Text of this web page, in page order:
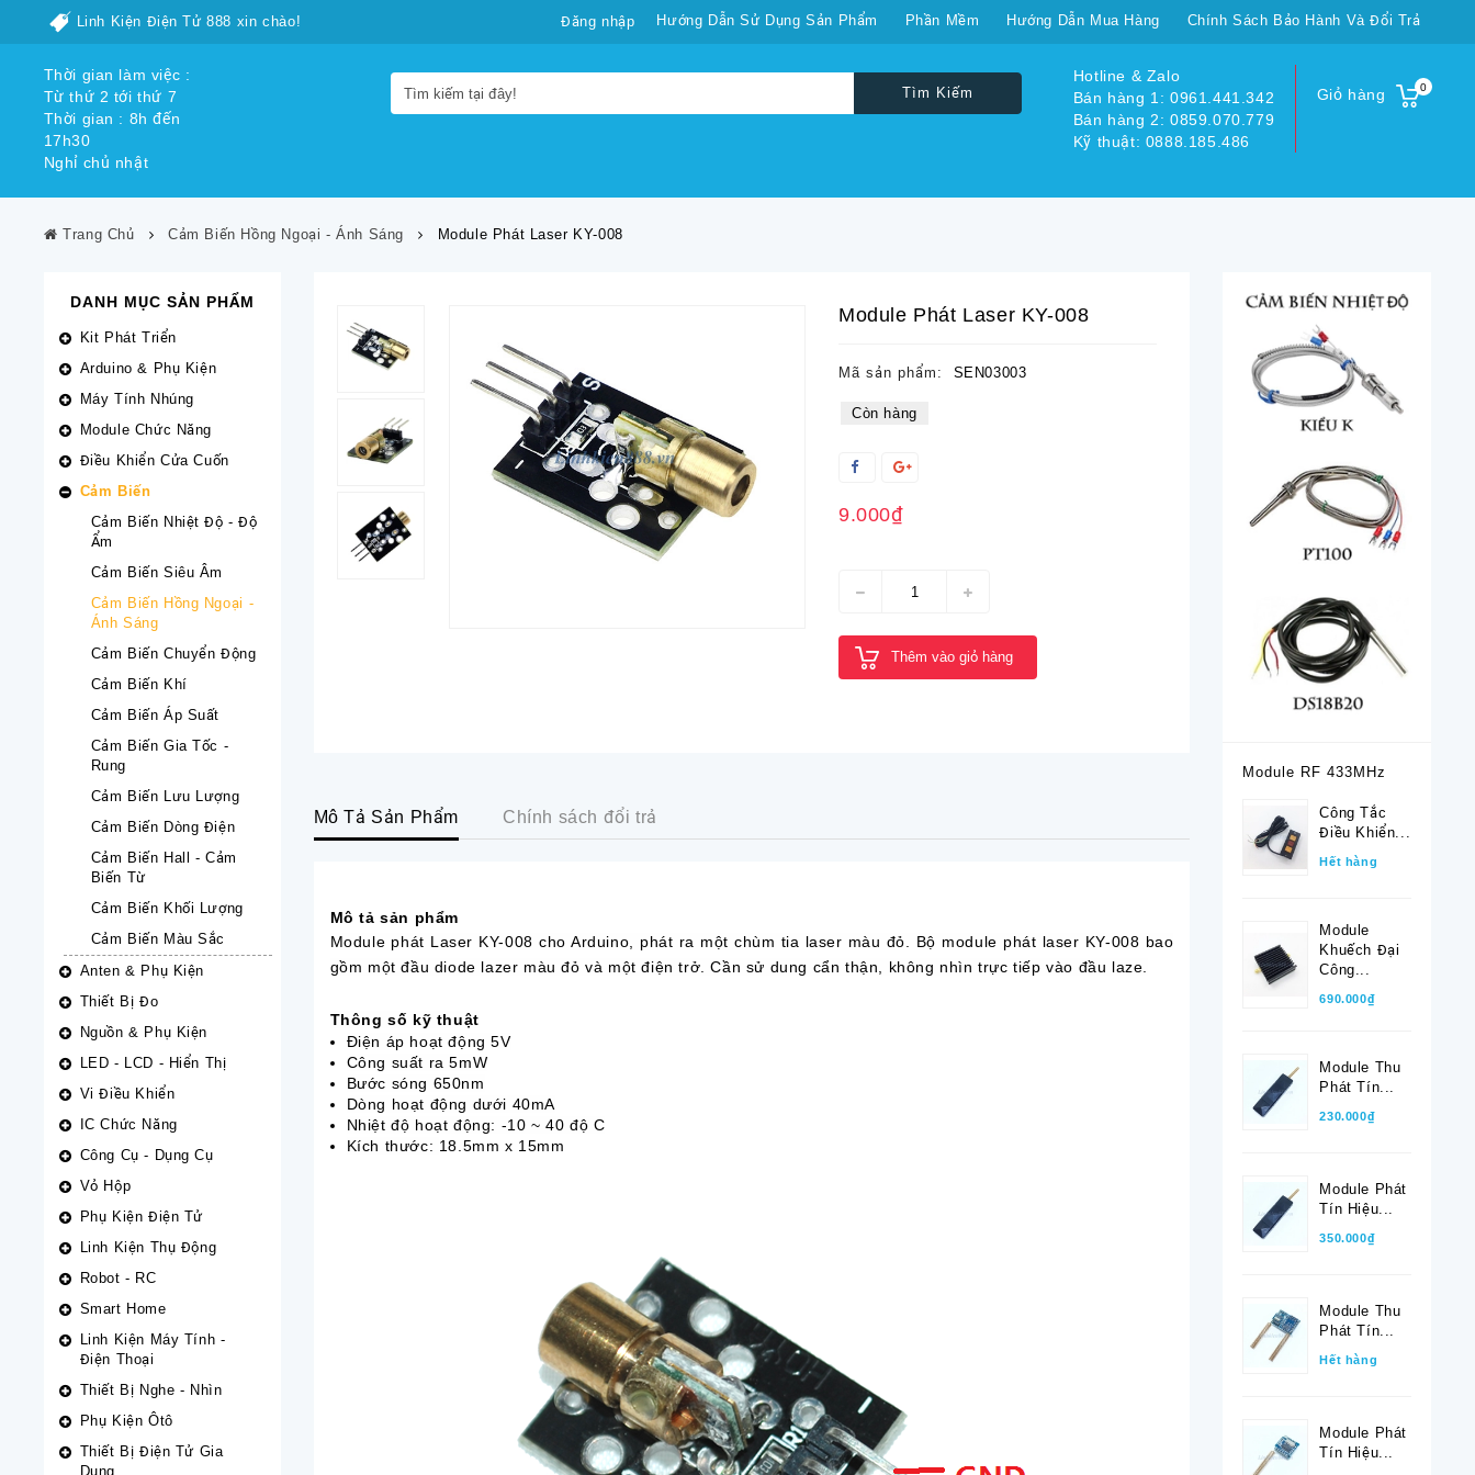
Linh Kiện Điện Tử 888 xin chào! Hướng Dẫn Sử Dụng Sản Phẩm Phần Mềm Hướng Dẫn Mua Hàng Chính Sách Bảo Hành Và Đổi Trả
Đăng nhập
Thời gian làm việc :
Từ thứ 2 tới thứ 7
Thời gian : 8h đến
17h30
Nghỉ chủ nhật
Giỏ hàng 0
Hotline & Zalo
Bán hàng 1: 0961.441.342
Bán hàng 2: 0859.070.779
Kỹ thuật: 0888.185.486
Tìm Kiếm
Trang Chủ Cảm Biến Hồng Ngoại - Ánh Sáng Module Phát Laser KY-008
DANH MỤC SẢN PHẨM
Kit Phát Triển
Arduino & Phụ Kiện
Máy Tính Nhúng
Module Chức Năng
Điều Khiển Cửa Cuốn
Cảm Biến
Cảm Biến Nhiệt Độ - Độ
Ẩm
Cảm Biến Siêu Âm
Cảm Biến Hồng Ngoại -
Ánh Sáng
Cảm Biến Chuyển Động
Cảm Biến Khí
Cảm Biến Áp Suất
Cảm Biến Gia Tốc -
Rung
Cảm Biến Lưu Lượng
Cảm Biến Dòng Điện
Cảm Biến Hall - Cảm
Biến Từ
Cảm Biến Khối Lượng
Cảm Biến Màu Sắc
Anten & Phụ Kiện
Thiết Bị Đo
Nguồn & Phụ Kiện
LED - LCD - Hiển Thị
Vi Điều Khiển
IC Chức Năng
Công Cụ - Dụng Cụ
Vỏ Hộp
Phụ Kiện Điện Tử
Linh Kiện Thụ Động
Robot - RC
Smart Home
Linh Kiện Máy Tính -
Điện Thoại
Thiết Bị Nghe - Nhìn
Phụ Kiện Ôtô
Thiết Bị Điện Tử Gia
Dụng
Module Phát Laser KY-008
Mã sản phẩm: SEN03003
Còn hàng
9.000₫
Thêm vào giỏ hàng
Mô Tả Sản Phẩm Chính sách đổi trả
Mô tả sản phẩm
Module phát Laser KY-008 cho Arduino, phát ra một chùm tia laser màu đỏ. Bộ module phát laser KY-008 bao
gồm một đầu diode lazer màu đỏ và một điện trở. Cần sử dung cẩn thận, không nhìn trực tiếp vào đầu laze.
Thông số kỹ thuật
Điện áp hoạt động 5V
Công suất ra 5mW
Bước sóng 650nm
Dòng hoạt động dưới 40mA
Nhiệt độ hoạt động: -10 ~ 40 độ C
Kích thước: 18.5mm x 15mm
Module RF 433MHz
Công Tắc
Điều Khiển...
Hết hàng
Module
Khuếch Đại
Công...
690.000₫
Module Thu
Phát Tín...
230.000₫
Module Phát
Tín Hiệu...
350.000₫
Module Thu
Phát Tín...
Hết hàng
Module Phát
Tín Hiệu...